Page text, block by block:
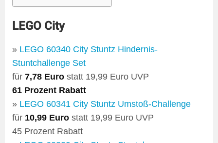
LEGO City
» LEGO 60340 City Stuntz Hindernis-
Stuntchallenge Set
für 7,78 Euro statt 19,99 Euro UVP
61 Prozent Rabatt
» LEGO 60341 City Stuntz Umstoß-Challenge
für 10,99 Euro statt 19,99 Euro UVP
45 Prozent Rabatt